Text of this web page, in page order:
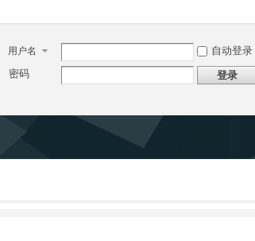
用户名 自动登录
密码
登录